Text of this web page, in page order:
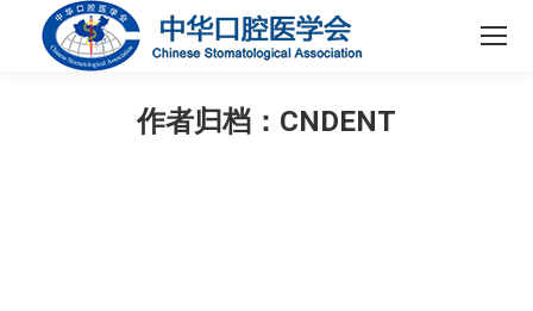
作者归档： CNDENT